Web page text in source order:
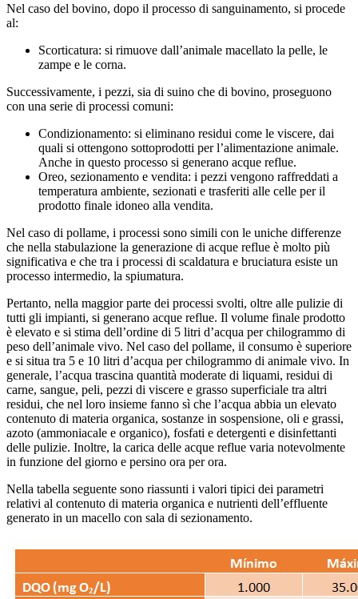
Nel caso del bovino, dopo il processo di sanguinamento, si procede
al:
Scorticatura: si rimuove dall’animale macellato la pelle, le
zampe e le corna.
Successivamente, i pezzi, sia di suino che di bovino, proseguono
con una serie di processi comuni:
Condizionamento: si eliminano residui come le viscere, dai
quali si ottengono sottoprodotti per l’alimentazione animale.
Anche in questo processo si generano acque reflue.
Oreo, sezionamento e vendita: i pezzi vengono raffreddati a
temperatura ambiente, sezionati e trasferiti alle celle per il
prodotto finale idoneo alla vendita.
Nel caso di pollame, i processi sono simili con le uniche differenze
che nella stabulazione la generazione di acque reflue è molto più
significativa e che tra i processi di scaldatura e bruciatura esiste un
processo intermedio, la spiumatura.
Pertanto, nella maggior parte dei processi svolti, oltre alle pulizie di
tutti gli impianti, si generano acque reflue. Il volume finale prodotto
è elevato e si stima dell’ordine di 5 litri d’acqua per chilogrammo di
peso dell’animale vivo. Nel caso del pollame, il consumo è superiore
e si situa tra 5 e 10 litri d’acqua per chilogrammo di animale vivo. In
generale, l’acqua trascina quantità moderate di liquami, residui di
carne, sangue, peli, pezzi di viscere e grasso superficiale tra altri
residui, che nel loro insieme fanno sì che l’acqua abbia un elevato
contenuto di materia organica, sostanze in sospensione, oli e grassi,
azoto (ammoniacale e organico), fosfati e detergenti e disinfettanti
delle pulizie. Inoltre, la carica delle acque reflue varia notevolmente
in funzione del giorno e persino ora per ora.
Nella tabella seguente sono riassunti i valori tipici dei parametri
relativi al contenuto di materia organica e nutrienti dell’effluente
generato in un macello con sala di sezionamento.